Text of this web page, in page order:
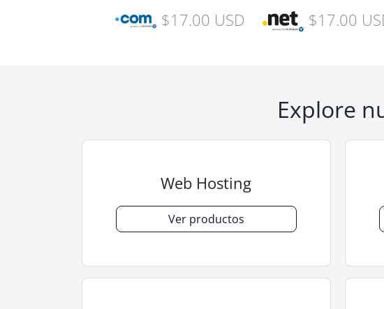
$17.00 USD $17.00
Explore
Web Hosting
Ver productos